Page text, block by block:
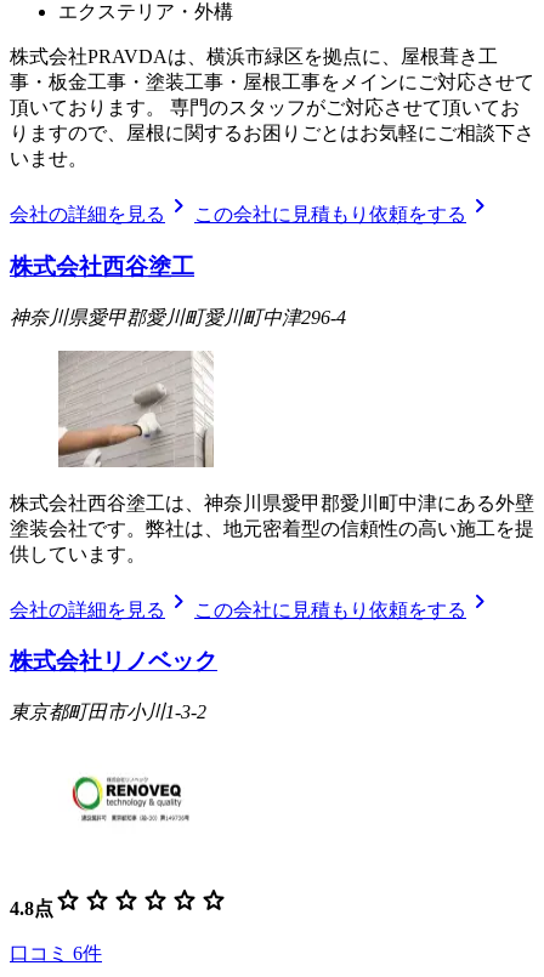
エクステリア・外構
株式会社PRAVDAは、横浜市緑区を拠点に、屋根葺き工
事・板金工事・塗装工事・屋根工事をメインにご対応させて
頂いております。 専門のスタッフがご対応させて頂いてお
りますので、屋根に関するお困りごとはお気軽にご相談下さ
いませ。
会社の詳細を見る chevron_right この会社に見積もり依頼をする chevron_right
株式会社西谷塗工
神奈川県愛甲郡愛川町愛川町中津296-4
株式会社西谷塗工は、神奈川県愛甲郡愛川町中津にある外壁
塗装会社です。弊社は、地元密着型の信頼性の高い施工を提
供しています。
会社の詳細を見る chevron_right この会社に見積もり依頼をする chevron_right
株式会社リノベック
東京都町田市小川1-3-2
4.8点 star star star star star star
口コミ 6件